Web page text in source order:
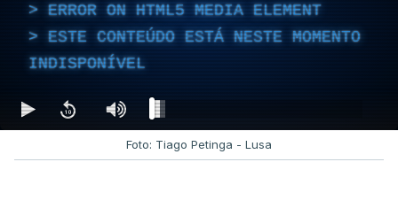
ERROR ON HTML5 MEDIA ELEMENT
ESTE CONTEÚDO ESTÁ NESTE MOMENTO
INDISPONÍVEL
Foto: Tiago Petinga - Lusa